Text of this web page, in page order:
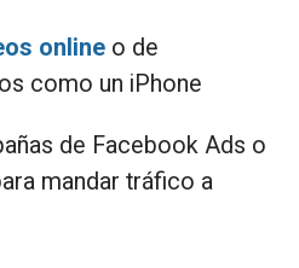
online o de
como un iPhone
de Facebook Ads o
mandar tráfico a